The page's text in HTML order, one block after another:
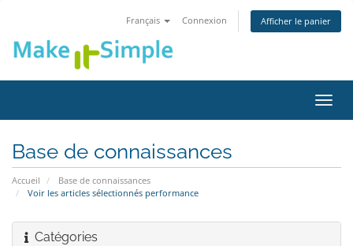
Français Connexion Afficher le panier
la
Base de connaissances
Accueil
Base de connaissances
Voir les articles sélectionnés performance
Catégories